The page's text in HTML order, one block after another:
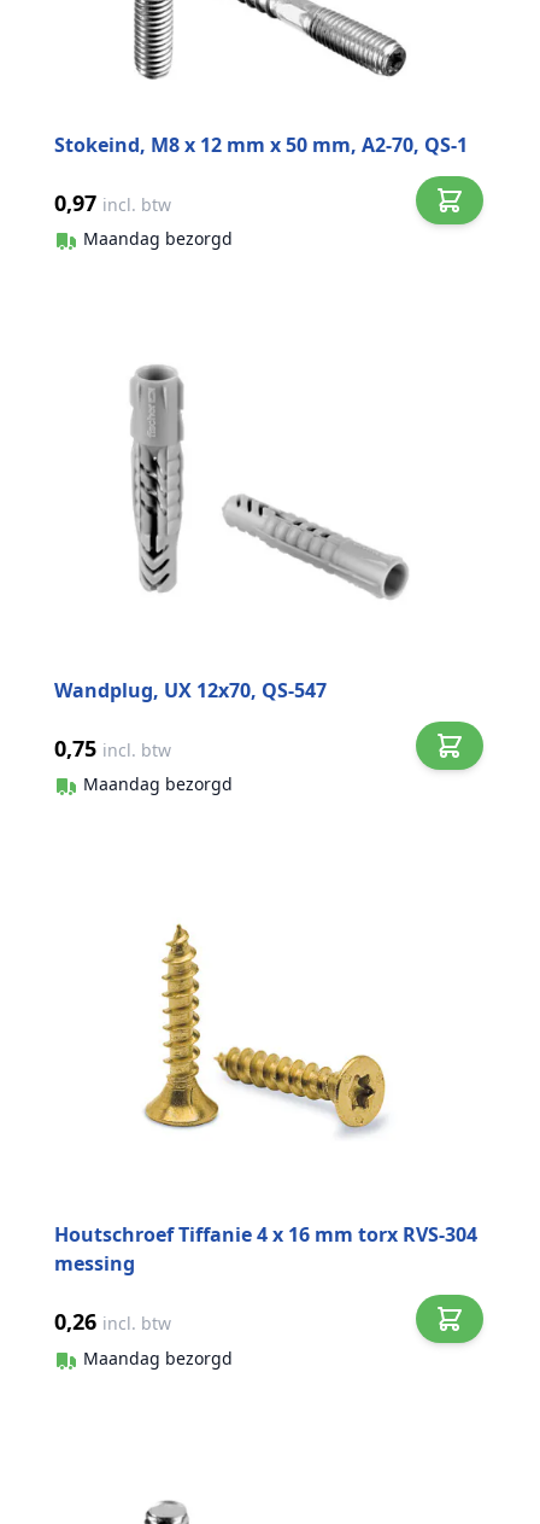
Stokeind, M8 x 12 mm x 50 mm, A2-70, QS-1
0,97 incl. btw
Maandag bezorgd
Wandplug, UX 12x70, QS-547
0,75 incl. btw
Maandag bezorgd
Houtschroef Tiffanie 4 x 16 mm torx RVS-304
messing
0,26 incl. btw
Maandag bezorgd